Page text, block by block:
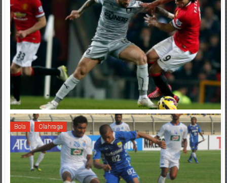
Bola Olahraga